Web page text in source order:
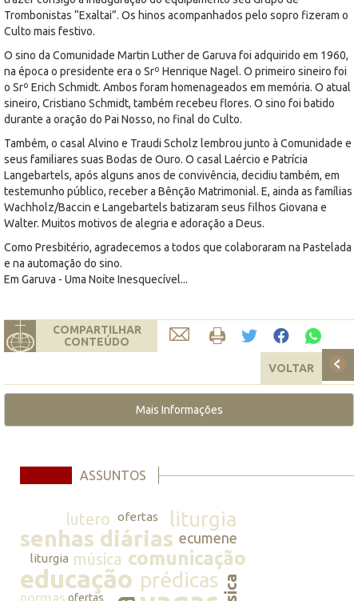
Trombonistas “Exaltai”. Os hinos acompanhados pelo sopro fizeram o
Culto mais festivo.
O sino da Comunidade Martin Luther de Garuva foi adquirido em 1960,
na época o presidente era o Srº Henrique Nagel. O primeiro sineiro foi
o Srº Erich Schmidt. Ambos foram homenageados em memória. O atual
sineiro, Cristiano Schmidt, também recebeu flores. O sino foi batido
durante a oração do Pai Nosso, no final do Culto.
Também, o casal Alvino e Traudi Scholz lembrou junto à Comunidade e
seus familiares suas Bodas de Ouro. O casal Laércio e Patrícia
Langebartels, após alguns anos de convivência, decidiu também, em
testemunho público, receber a Bênção Matrimonial. E, ainda as famílias
Wachholz/Baccin e Langebartels batizaram seus filhos Giovana e
Walter. Muitos motivos de alegria e adoração a Deus.
Como Presbitério, agradecemos a todos que colaboraram na Pastelada
e na automação do sino.
Em Garuva - Uma Noite Inesquecível...
COMPARTILHAR
CONTEÚDO
VOLTAR
Mais Informações
ASSUNTOS
lutero ofertas liturgia
senhas diárias ecumene
liturgia música comunicação
educação prédicas
normas ofertas